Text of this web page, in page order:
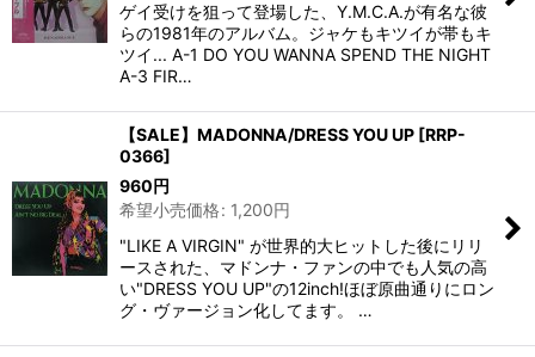
ゲイ受けを狙って登場した、Y.M.C.A.が有名な彼
らの1981年のアルバム。ジャケもキツイが帯もキ
ツイ... A-1 DO YOU WANNA SPEND THE NIGHT
A-3 FIR…
【SALE】MADONNA/DRESS YOU UP [RRP-
0366]
960円
希望小売価格: 1,200円
"LIKE A VIRGIN" が世界的大ヒットした後にリリ
ースされた、マドンナ・ファンの中でも人気の高
い"DRESS YOU UP"の12inch!ほぼ原曲通りにロン
グ・ヴァージョン化してます。 …